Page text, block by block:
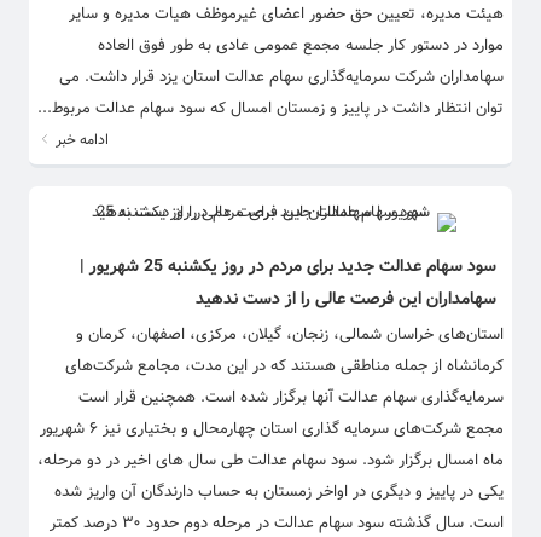
هیئت مدیره، تعیین حق حضور اعضای غیرموظف هیات مدیره و سایر
موارد در دستور کار جلسه مجمع عمومی عادی به طور فوق العاده
سهامداران شرکت سرمایه‌گذاری سهام عدالت استان یزد قرار داشت. می
توان انتظار داشت در پاییز و زمستان امسال که سود سهام عدالت مربوط...
ادامه خبر
سود سهام عدالت جدید برای مردم در روز یکشنبه 25 شهریور |
سهامداران این فرصت عالی را از دست ندهید
استان‌های خراسان شمالی، زنجان، گیلان، مرکزی، اصفهان، کرمان و
کرمانشاه از جمله مناطقی هستند که در این مدت، مجامع شرکت‌های
سرمایه‌گذاری سهام عدالت آنها برگزار شده است. همچنین قرار است
مجمع شرکت‌های سرمایه گذاری استان چهارمحال و بختیاری نیز ۶ شهریور
ماه امسال برگزار ‌شود. سود سهام عدالت طی سال های اخیر در دو مرحله،
یکی در پاییز و دیگری در اواخر زمستان به حساب دارندگان آن واریز شده
است. سال گذشته سود سهام عدالت در مرحله دوم حدود ۳۰ درصد کمتر